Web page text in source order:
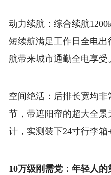
动力续航：综合续航
短续航满足工作日全电
航带来城市通勤全电享受
空间绝活：后排长宽均
节，带遮阳帘的超大全
计，实测装下24寸行李箱
10万级刚需党：年轻人